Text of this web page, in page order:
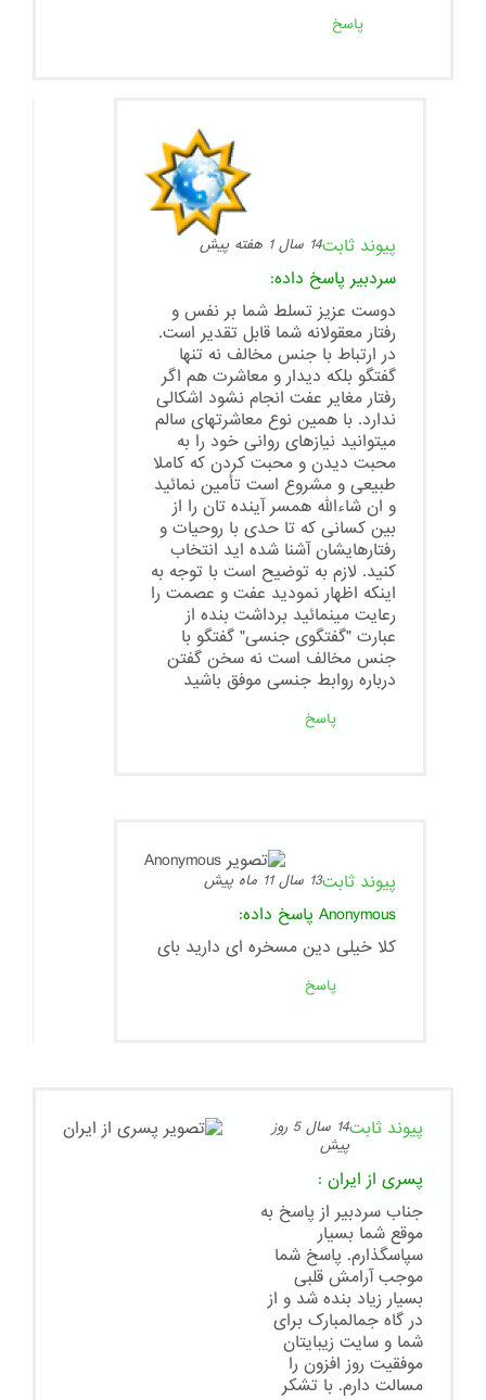
پاسخ
پیوند ثابت14 سال 1 هفته پیش
سردبیر پاسخ داده:
دوست عزیز تسلط شما بر نفس و
رفتار معقولانه شما قابل تقدیر است.
در ارتباط با جنس مخالف نه تنها
گفتگو بلکه دیدار و معاشرت هم اگر
رفتار مغایر عفت انجام نشود اشکالی
ندارد. با همین نوع معاشرتهای سالم
میتوانید نیازهای روانی خود را به
محبت دیدن و محبت کردن که کاملا
طبیعی و مشروع است تأمین نمائید
و ان شاءالله همسر آینده تان را از
بین کسانی که تا حدی با روحیات و
رفتارهایشان آشنا شده اید انتخاب
کنید. لازم به توضیح است با توجه به
اینکه اظهار نمودید عفت و عصمت را
رعایت مینمائید برداشت بنده از
عبارت "گفتگوی جنسی" گفتگو با
جنس مخالف است نه سخن گفتن
درباره روابط جنسی موفق باشید
پاسخ
پیوند ثابت13 سال 11 ماه پیش
Anonymous پاسخ داده:
کلا خیلی دین مسخره ای دارید بای
پاسخ
پیوند ثابت
14 سال 5 روز
پیش
پسری از ایران :
جناب سردبیر از پاسخ به
موقع شما بسیار
سپاسگذارم. پاسخ شما
موجب آرامش قلبی
بسیار زیاد بنده شد و از
در گاه جمالمبارک برای
شما و سایت زیبایتان
موفقیت روز افزون را
مسالت دارم. با تشکر